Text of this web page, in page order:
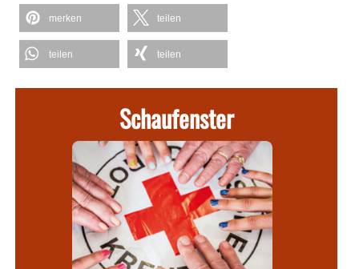
merken teilen
teilen teilen
Schaufenster